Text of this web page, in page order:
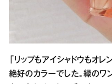
「リップもアイシャドウもオ
絶好のカラーでした。緑のワ